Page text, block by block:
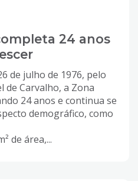
24 anos
de julho de 1976, pelo
Carvalho, a Zona
24 anos e continua se
demográfico, como
de área,...